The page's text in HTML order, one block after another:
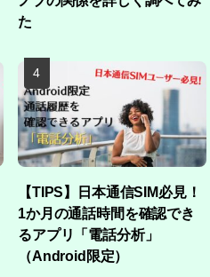
た
【TIPS】日本通信SIM必見！
1か月の通話時間を確認でき
るアプリ「電話分析」
（Android限定）